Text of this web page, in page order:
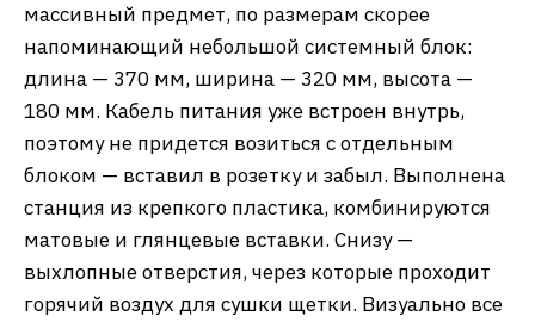
массивный предмет, по размерам скорее
напоминающий небольшой системный блок:
длина — 370 мм, ширина — 320 мм, высота —
180 мм. Кабель питания уже встроен внутрь,
поэтому не придется возиться с отдельным
блоком — вставил в розетку и забыл. Выполнена
станция из крепкого пластика, комбинируются
матовые и глянцевые вставки. Снизу —
выхлопные отверстия, через которые проходит
горячий воздух для сушки щетки. Визуально все